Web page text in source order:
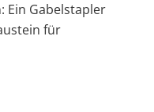
Ein Gabelstapler
für